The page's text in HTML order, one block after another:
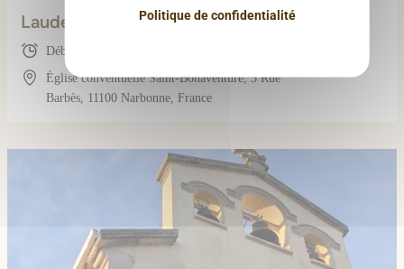
Politique de confidentialité
Laudes (avec les frères)
Début : 07:20
Église conventuelle Saint-Bonaventure, 3 Rue
Barbès, 11100 Narbonne, France